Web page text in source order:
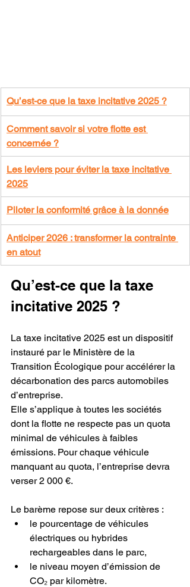
Qu’est-ce que la taxe incitative 2025 ?
Comment savoir si votre flotte est
concernée ?
Les leviers pour éviter la taxe incitative
2025
Piloter la conformité grâce à la donnée
Anticiper 2026 : transformer la contrainte
en atout
Qu’est-ce que la taxe
incitative 2025 ?
La taxe incitative 2025 est un dispositif
instauré par le Ministère de la
Transition Écologique pour accélérer la
décarbonation des parcs automobiles
d’entreprise.
Elle s’applique à toutes les sociétés
dont la flotte ne respecte pas un quota
minimal de véhicules à faibles
émissions. Pour chaque véhicule
manquant au quota, l’entreprise devra
verser 2 000 €.
Le barème repose sur deux critères :
le pourcentage de véhicules
électriques ou hybrides
rechargeables dans le parc,
le niveau moyen d’émission de
CO₂ par kilomètre.